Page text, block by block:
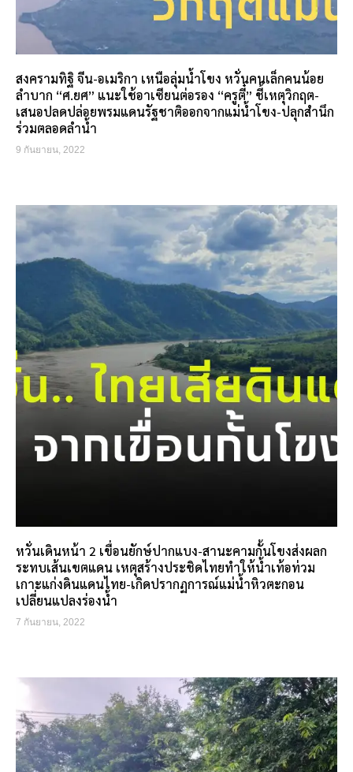
สงครามทิฐิ จีน-อเมริกา เหนือลุ่มน้ำโขง หวั่นคนเล็กคนน้อย
ลำบาก “ศ.ยศ” แนะใช้อาเซียนต่อรอง “ครูตี๋” ชี้เหตุวิกฤต-
เสนอปลดปล่อยพรมแดนรัฐชาติออกจากแม่น้ำโขง-ปลุกสำนึก
ร่วมตลอดลำน้ำ
9 กันยายน, 2022
หวั่นเดินหน้า 2 เขื่อนยักษ์ปากแบง-สานะคามกั้นโขงส่งผลก
ระทบเส้นเขตแดน เหตุสร้างประชิดไทยทำให้น้ำเท้อท่วม
เกาะแก่งดินแดนไทย-เกิดปรากฏการณ์แม่น้ำหิวตะกอน
เปลี่ยนแปลงร่องน้ำ
7 กันยายน, 2022